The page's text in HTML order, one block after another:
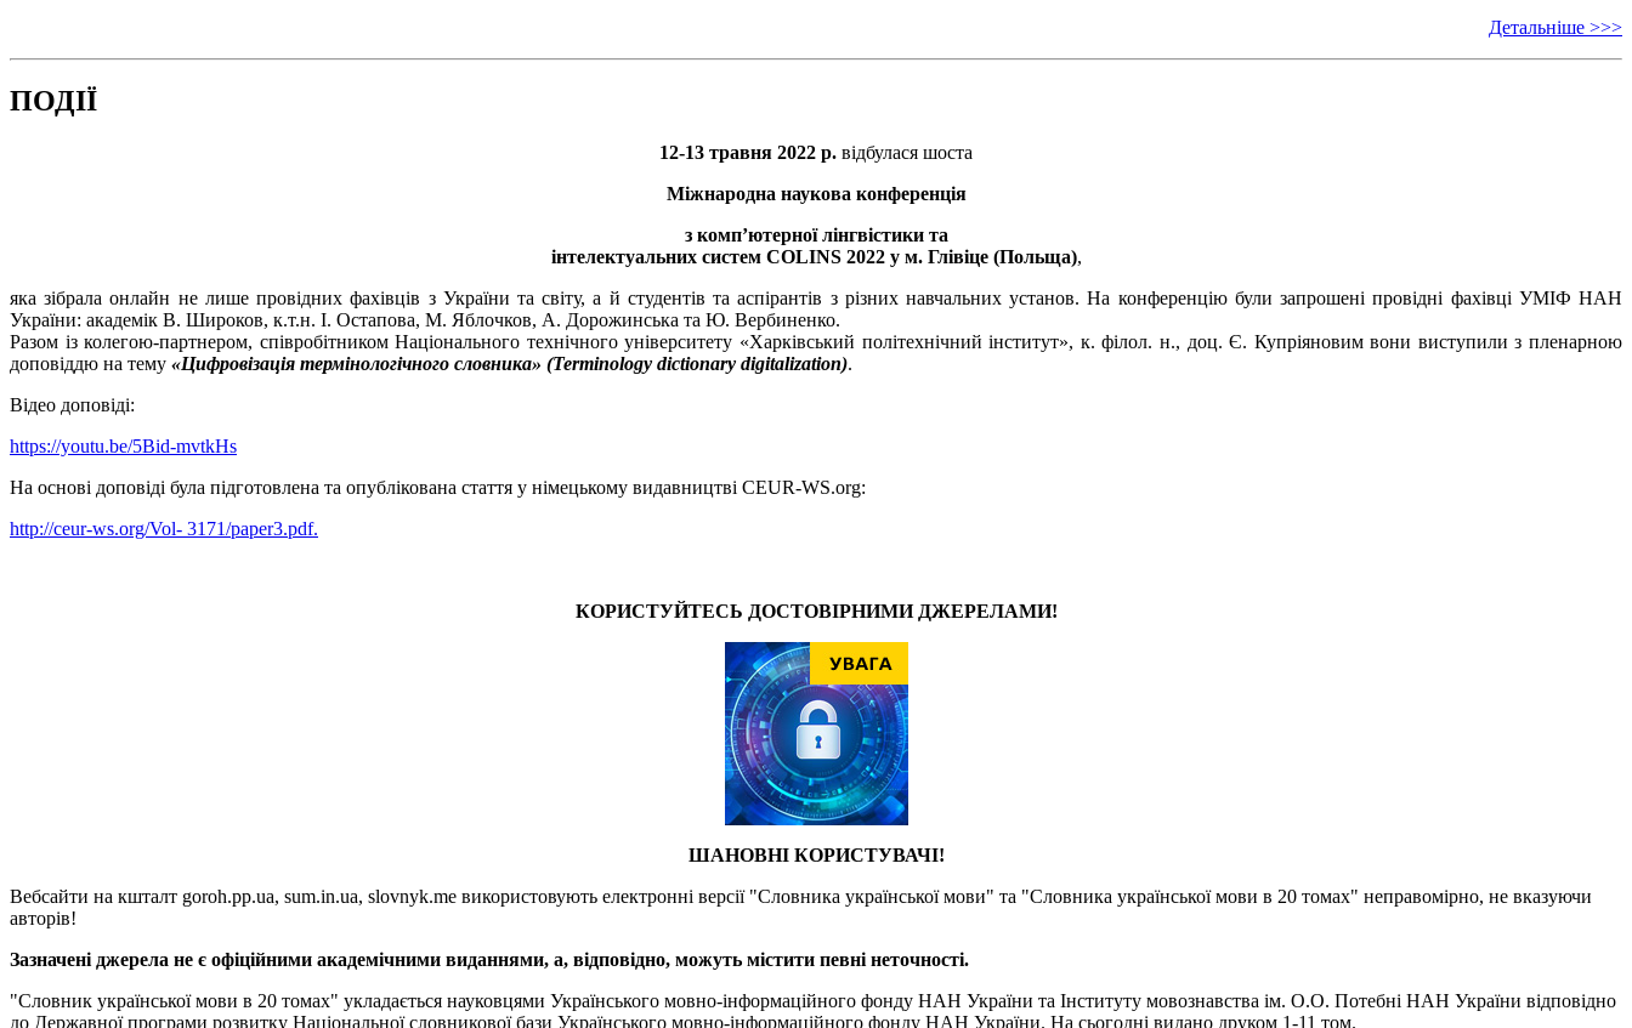
Детальніше >>>
ПОДІЇ
12-13 травня 2022 р. відбулася шоста
Міжнародна наукова конференція
з комп’ютерної лінгвістики та
інтелектуальних систем COLINS 2022 у м. Глівіце (Польща),
яка зібрала онлайн не лише провідних фахівців з України та світу, а й студентів та аспірантів з різних навчальних установ. На конференцію були запрошені провідні фахівці УМІФ НАН
України: академік В. Широков, к.т.н. І. Остапова, М. Яблочков, А. Дорожинська та Ю. Вербиненко.
Разом із колегою-партнером, співробітником Національного технічного університету «Харківський політехнічний інститут», к. філол. н., доц. Є. Купріяновим вони виступили з пленарною
доповіддю на тему «Цифровізація термінологічного словника» (Terminology dictionary digitalization).
Відео доповіді:
https://youtu.be/5Bid-mvtkHs
На основі доповіді була підготовлена та опублікована стаття у німецькому видавництві CEUR-WS.org:
http://ceur-ws.org/Vol- 3171/paper3.pdf.
КОРИСТУЙТЕСЬ ДОСТОВІРНИМИ ДЖЕРЕЛАМИ!
ШАНОВНІ КОРИСТУВАЧІ!
Вебсайти на кшталт goroh.pp.ua, sum.in.ua, slovnyk.me використовують електронні версії "Словника української мови" та "Словника української мови в 20 томах" неправомірно, не вказуючи
авторів!
Зазначені джерела не є офіційними академічними виданнями, а, відповідно, можуть містити певні неточності.
"Словник української мови в 20 томах" укладається науковцями Українського мовно-інформаційного фонду НАН України та Інституту мовознавства ім. О.О. Потебні НАН України відповідно
до Державної програми розвитку Національної словникової бази Українського мовно-інформаційного фонду НАН України. На сьогодні видано друком 1-11 том.